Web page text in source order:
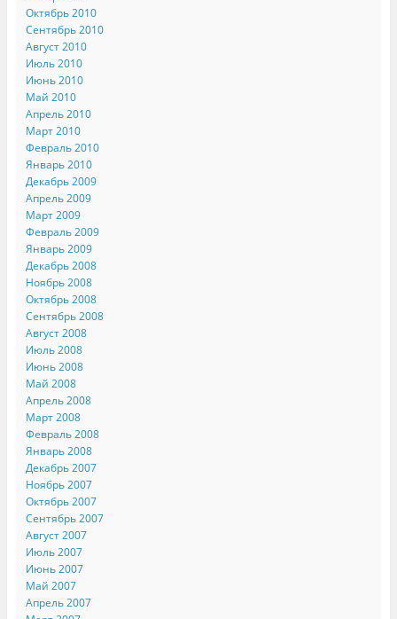
Октябрь 2010
Сентябрь 2010
Август 2010
Июль 2010
Июнь 2010
Май 2010
Апрель 2010
Март 2010
Февраль 2010
Январь 2010
Декабрь 2009
Апрель 2009
Март 2009
Февраль 2009
Январь 2009
Декабрь 2008
Ноябрь 2008
Октябрь 2008
Сентябрь 2008
Август 2008
Июль 2008
Июнь 2008
Май 2008
Апрель 2008
Март 2008
Февраль 2008
Январь 2008
Декабрь 2007
Ноябрь 2007
Октябрь 2007
Сентябрь 2007
Август 2007
Июль 2007
Июнь 2007
Май 2007
Апрель 2007